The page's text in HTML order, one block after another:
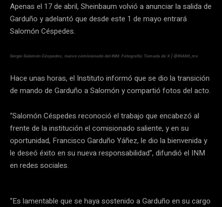
Apenas el 17 de abril, Sheinbaum volvió a anunciar la salida de
Garduño y adelantó que desde este 1 de mayo entrará
Salomón Céspedes.
Sergio Salomón Céspedes, nuevo comisionado del INM. Fotografía: Tomada de X | @INAMI_mx
Hace unas horas, el Instituto informó que se dio la transición
de mando de Garduño a Salomón y compartió fotos del acto.
“Salomón Céspedes reconoció el trabajo que encabezó al
frente de la institución el comisionado saliente, y en su
oportunidad, Francisco Garduño Yáñez, le dio la bienvenida y
le deseó éxito en su nueva responsabilidad”, difundió el INM
en redes sociales.
“Es lamentable que se haya sostenido a Garduño en su cargo